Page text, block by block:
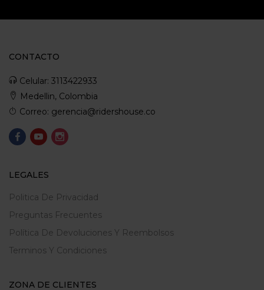
CONTACTO
Celular: 3113422933
Medellin, Colombia
Correo: gerencia@ridershouse.co
LEGALES
Politica De Privacidad
Preguntas Frecuentes
Política De Devoluciones Y Reembolsos
Terminos Y Condiciones
ZONA DE CLIENTES